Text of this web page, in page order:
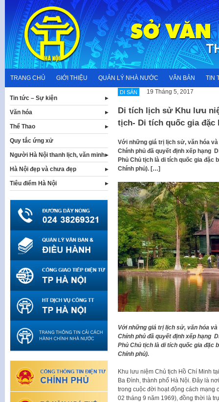
content
TRANG CHỦ GIỚI THIỆU QUẢN LÝ NHÀ NƯỚC VĂN BẢN TIN
DI SẢN 19 Tháng 5, 2017
Di tích lịch sử Khu lưu
tịch- Di tích quốc gia đặc
Với những giá trị lịch sử, văn hóa
Chính phủ đã quyết định xếp hạng
Phủ Chủ tịch là di tích quốc gia đặc
Chính phủ). […]
Với những giá trị lịch sử, văn hóa
Chính phủ đã quyết định xếp hạng
Phủ Chủ tịch là di tích quốc gia đặc
Chính phủ).
Khu lưu niệm Chủ tịch Hồ Chí Minh
Ba Đình, thành phố Hà Nội. Đây là
trong cuộc đời hoạt động cách mạng
02 tháng 9 năm 1969), đồng thời là
Tin tức – Sự kiện
Văn hóa
Thể Thao
Quy tắc ứng xử
Người Hà Nội thanh lịch, văn minh
Hà Nội đẹp và chưa đẹp
Tiêu điểm Hà Nội